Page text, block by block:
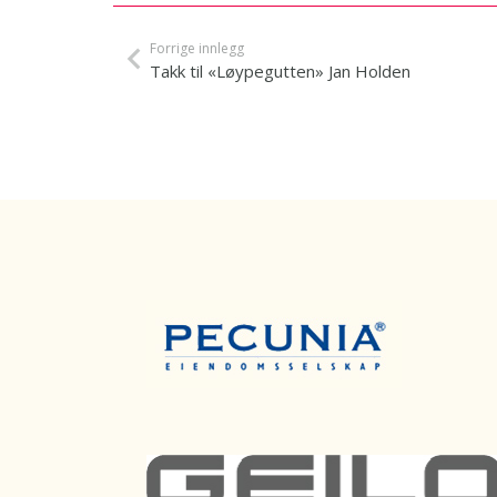
Forrige innlegg
Takk til «Løypegutten» Jan Holden